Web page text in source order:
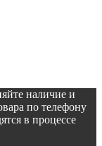
наличие и
по телефону
в процессе